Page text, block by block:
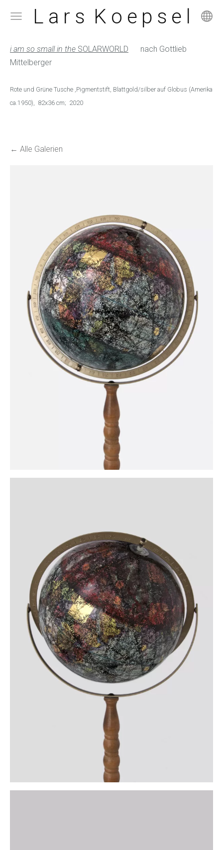
L a r s K o e p s e l
i am so small in the SOLARWORLD nach Gottlieb
Mittelberger
Rote und Grüne Tusche ,Pigmentstift, Blattgold/silber auf Globus (Amerika
ca.1950), 82x36 cm; 2020
Alle Galerien